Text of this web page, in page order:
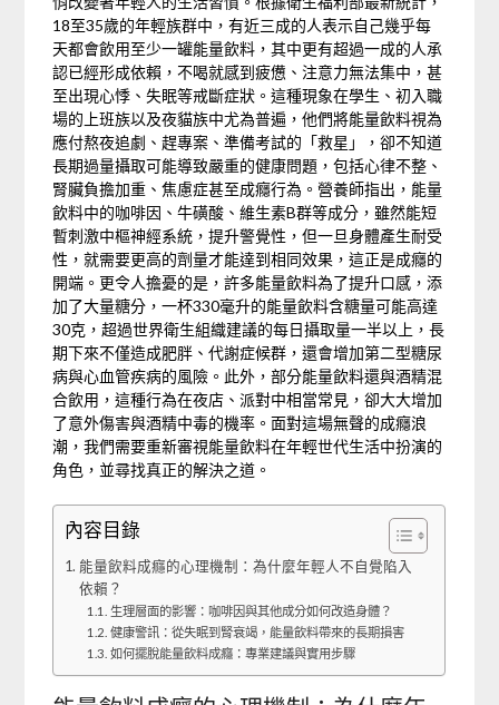
18至35歲的年輕族群中，有近三成的人表示自己幾乎每
天都會飲用至少一罐能量飲料，其中更有超過一成的人承
認已經形成依賴，不喝就感到疲憊、注意力無法集中，甚
至出現心悸、失眠等戒斷症狀。這種現象在學生、初入職
場的上班族以及夜貓族中尤為普遍，他們將能量飲料視為
應付熬夜追劇、趕專案、準備考試的「救星」，卻不知道
長期過量攝取可能導致嚴重的健康問題，包括心律不整、
腎臟負擔加重、焦慮症甚至成癮行為。營養師指出，能量
飲料中的咖啡因、牛磺酸、維生素B群等成分，雖然能短
暫刺激中樞神經系統，提升警覺性，但一旦身體產生耐受
性，就需要更高的劑量才能達到相同效果，這正是成癮的
開端。更令人擔憂的是，許多能量飲料為了提升口感，添
加了大量糖分，一杯330毫升的能量飲料含糖量可能高達
30克，超過世界衛生組織建議的每日攝取量一半以上，長
期下來不僅造成肥胖、代謝症候群，還會增加第二型糖尿
病與心血管疾病的風險。此外，部分能量飲料還與酒精混
合飲用，這種行為在夜店、派對中相當常見，卻大大增加
了意外傷害與酒精中毒的機率。面對這場無聲的成癮浪
潮，我們需要重新審視能量飲料在年輕世代生活中扮演的
角色，並尋找真正的解決之道。
內容目錄
能量飲料成癮的心理機制：為什麼年輕人不自覺陷入
依賴？
生理層面的影響：咖啡因與其他成分如何改造身體？
健康警訊：從失眠到腎衰竭，能量飲料帶來的長期損害
如何擺脫能量飲料成癮：專業建議與實用步驟